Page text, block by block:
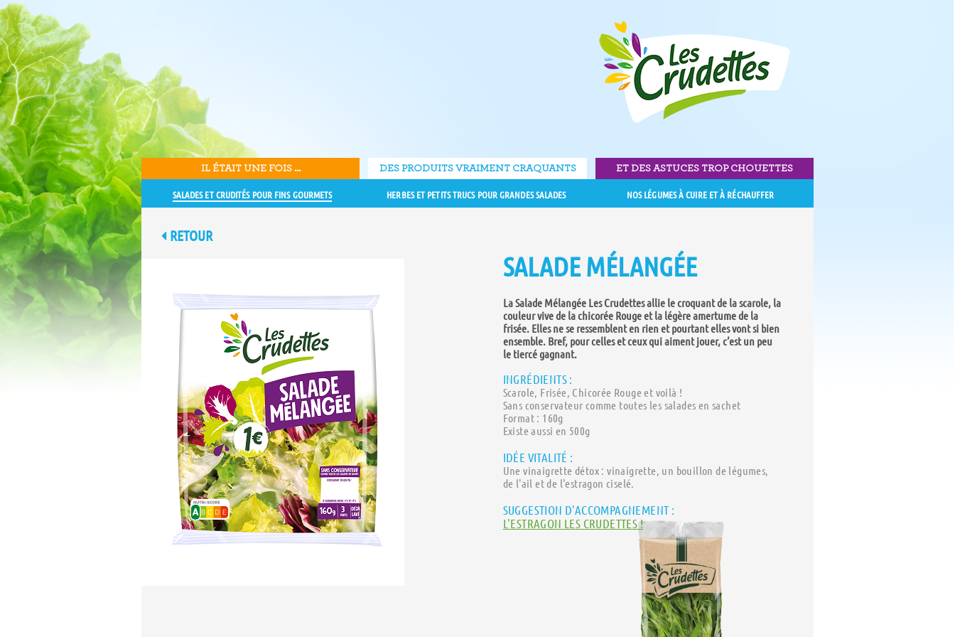
IL ÉTAIT UNE FOIS ... DES PRODUITS VRAIMENT CRAQUANTS
SALADES ET CRUDITÉS POUR FINS GOURMETS HERBES ET PETITS TRUCS POUR GRANDES SALADES NOS LÉGUMES À CUIRE ET À RÉCHAUFFER
ET DES ASTUCES TROP CHOUETTES
RETOUR
SALADE MÉLANGÉE
La Salade Mélangée Les Crudettes allie le croquant de la scarole, la
couleur vive de la chicorée Rouge et la légère amertume de la
frisée. Elles ne se ressemblent en rien et pourtant elles vont si bien
ensemble. Bref, pour celles et ceux qui aiment jouer, c’est un peu
le tiercé gagnant.
INGRÉDIENTS :
Scarole, Frisée, Chicorée Rouge et voilà !
Sans conservateur comme toutes les salades en sachet
Format : 160g
Existe aussi en 500g
IDÉE VITALITÉ :
Une vinaigrette détox : vinaigrette, un bouillon de légumes,
de l'ail et de l'estragon ciselé.
SUGGESTION D'ACCOMPAGNEMENT :
L'ESTRAGON LES CRUDETTES !